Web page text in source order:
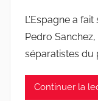
L’Espagne a
Pedro
séparatistes du
Continuer la